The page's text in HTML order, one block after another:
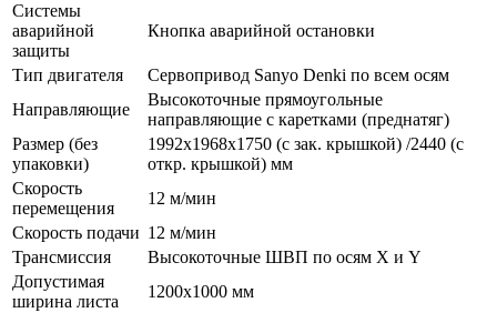
Системы
аварийной
защиты
Кнопка аварийной остановки
Тип двигателя
Сервопривод Sanyo Denki по всем осям
Направляющие
Высокоточные прямоугольные
направляющие c каретками (преднатяг)
Размер (без
упаковки)
1992х1968х1750 (с зак. крышкой) /2440 (с
откр. крышкой) мм
Cкорость
перемещения
12 м/мин
Скорость подачи 12 м/мин
Трансмиссия
Высокоточные ШВП по осям X и Y
Допустимая
ширина листа
1200х1000 мм